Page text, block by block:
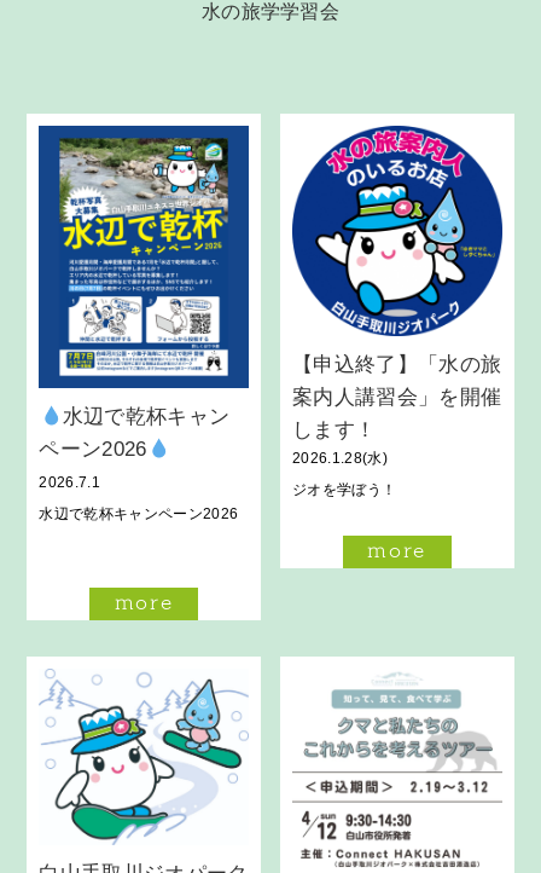
水の旅学学習会
水辺で乾杯キャン
ペーン2026
2026.7.1
水辺で乾杯キャンペーン2026
more
【申込終了】「水の旅
案内人講習会」を開催
します！
2026.1.28(水)
ジオを学ぼう！
more